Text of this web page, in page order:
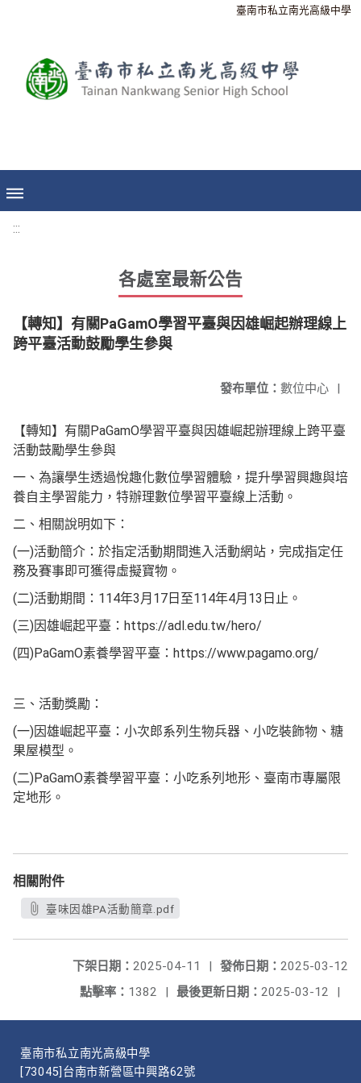
臺南市私立南光高級中學
:::
各處室最新公告
【轉知】有關PaGamO學習平臺與因雄崛起辦理線上
跨平臺活動鼓勵學生參與
發布單位： 數位中心 |
【轉知】有關PaGamO學習平臺與因雄崛起辦理線上跨平臺
活動鼓勵學生參與
一、為讓學生透過悅趣化數位學習體驗，提升學習興趣與培
養自主學習能力，特辦理數位學習平臺線上活動。
二、相關說明如下：
(一)活動簡介：於指定活動期間進入活動網站，完成指定任
務及賽事即可獲得虛擬寶物。
(二)活動期間：114年3月17日至114年4月13日止。
(三)因雄崛起平臺：https://adl.edu.tw/hero/
(四)PaGamO素養學習平臺：https://www.pagamo.org/
三、活動獎勵：
(一)因雄崛起平臺：小次郎系列生物兵器、小吃裝飾物、糖
果屋模型。
(二)PaGamO素養學習平臺：小吃系列地形、臺南市專屬限
定地形。
相關附件
臺味因雄PA活動簡章.pdf
發佈日期： 2025-03-12
下架日期： 2025-04-11
|
最後更新日期： 2025-03-12 |
點擊率： 1382 |
臺南市私立南光高級中學
[73045]台南市新營區中興路62號